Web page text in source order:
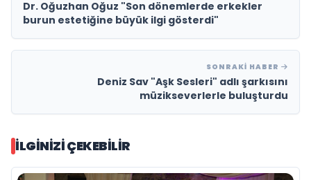
Dr. Oğuzhan Oğuz "Son dönemlerde erkekler
burun estetiğine büyük ilgi gösterdi"
SONRAKI HABER
Deniz Sav "Aşk Sesleri" adlı şarkısını
müzikseverlerle buluşturdu
İLGINIZI ÇEKEBILIR